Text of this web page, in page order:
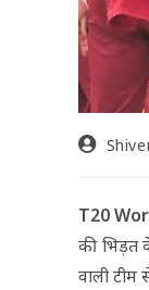
T20
की भिड़त
वाली